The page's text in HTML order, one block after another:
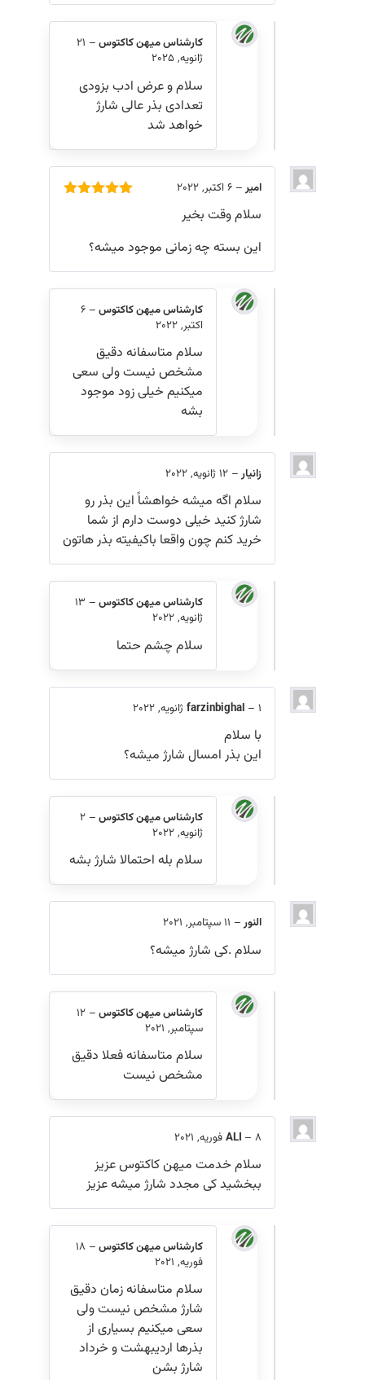
کارشناس میهن کاکتوس–
21
ژانویه, 2025
سلام و عرض ادب بزودی
تعدادی بذر عالی شارژ
خواهد شد
6 اکتبر, 2022
سلام وقت بخیر
این بسته چه زمانی موجود میشه؟
کارشناس میهن کاکتوس–
6
سلام متاسفانه دقیق
مشخص نیست ولی سعی
میکنیم خیلی زود موجود
–12 ژانویه, 2022
سلام اگه میشه خواهشاً این بذر رو
شارژ کنید خیلی دوست دارم از شما
خرید کنم چون واقعا باکیفیته بذر هاتون
کارشناس میهن کاکتوس–
13
ژانویه, 2022
سلام چشم حتما
farzinbighal
با سلام
این بذر امسال شارژ میشه؟
کارشناس میهن کاکتوس–
2
ژانویه, 2022
سلام بله احتمالا شارژ بشه
–11 سپتامبر, 2021
سلام .کی شارژ میشه؟
کارشناس میهن کاکتوس–
12
سپتامبر, 2021
سلام متاسفانه فعلا دقیق
مشخص نیست
ALI
سلام خدمت میهن کاکتوس عزیز
ببخشید کی مجدد شارژ میشه عزیز
کارشناس میهن کاکتوس–
18
فوریه, 2021
سلام متاسفانه زمان دقیق
شارژ مشخص نیست ولی
سعی میکنیم بسیاری از
بذرها اردیبهشت و خرداد
شارژ بشن